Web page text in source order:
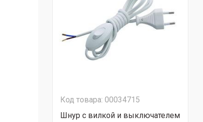
Код товара: 00034715
Шнур с вилкой и выключателем